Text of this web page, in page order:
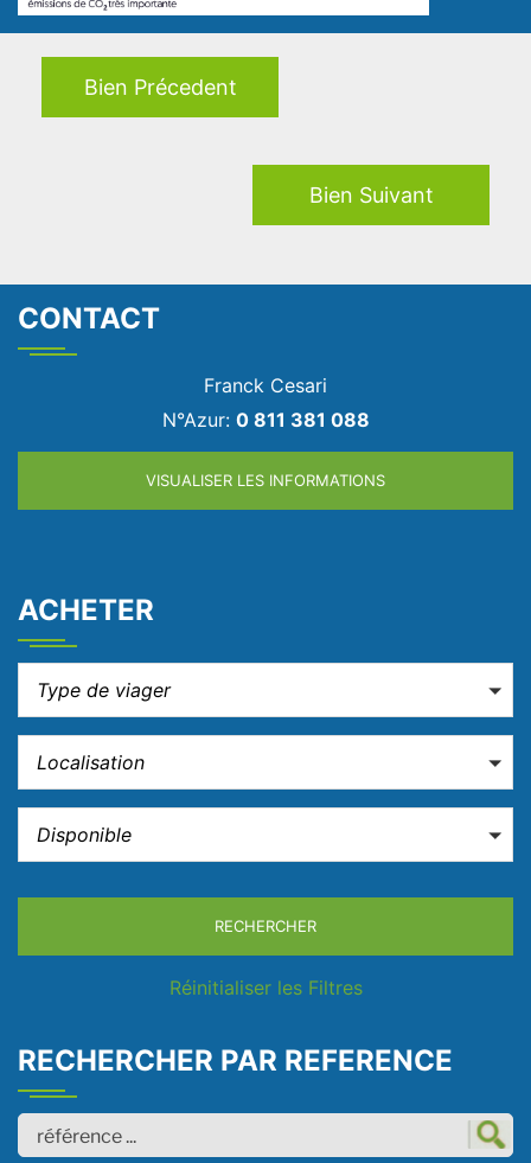
Bien Précedent
Bien Suivant
CONTACT
Franck Cesari
N°Azur: 0 811 381 088
VISUALISER LES INFORMATIONS
ACHETER
Type de viager
Localisation
Disponible
RECHERCHER
Réinitialiser les Filtres
RECHERCHER PAR REFERENCE